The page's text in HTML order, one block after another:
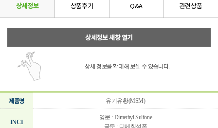
상세정보 상품후기 Q&A 관련상품
상세정보 새창 열기
상세 정보를 확대해 보실 수 있습니다.
제품명 유기유황(MSM)
INCI
영문 : Dimethyl Sulfone
국문 : 디메칠설폰